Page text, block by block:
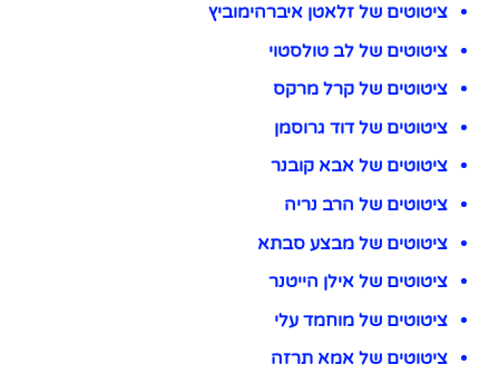
ציטוטים של זלאטן איברהימוביץ
ציטוטים של לב טולסטוי
ציטוטים של קרל מרקס
ציטוטים של דוד גרוסמן
ציטוטים של אבא קובנר
ציטוטים של הרב נריה
ציטוטים של מבצע סבתא
ציטוטים של אילן הייטנר
ציטוטים של מוחמד עלי
ציטוטים של אמא תרזה